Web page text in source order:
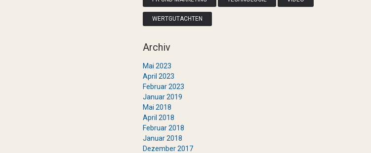
WERTGUTACHTEN
Archiv
Mai 2023
April 2023
Februar 2023
Januar 2019
Mai 2018
April 2018
Februar 2018
Januar 2018
Dezember 2017